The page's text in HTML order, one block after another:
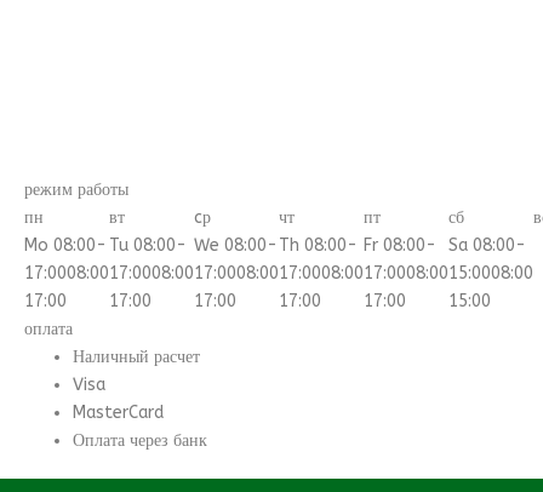
режим работы
пн
вт cр чт пт сб
Mo 08:00-
17:0008:00
17:00
Tu 08:00-
17:0008:00
17:00
We 08:00-
17:0008:00
17:00
Th 08:00-
17:0008:00
17:00
Fr 08:00-
17:0008:00
17:00
Sa 08:00-
15:0008:00
15:00
оплата
Наличный расчет
Visa
MasterCard
Оплата через банк